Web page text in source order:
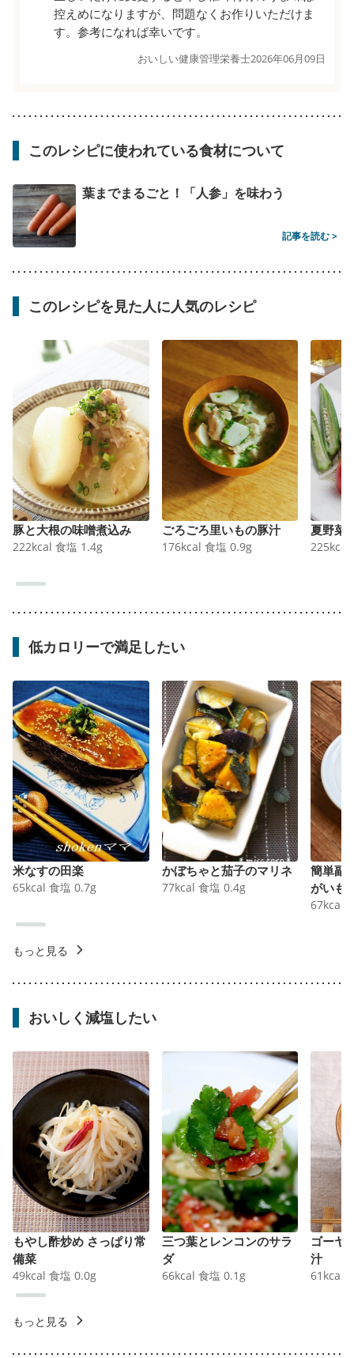
控えめになりますが、問題なくお作りいただけま
す。参考になれば幸いです。
おいしい健康管理栄養士2026年06月09日
このレシピに使われている食材について
葉までまるごと！「人参」を味わう
記事を読む >
このレシピを見た人に人気のレシピ
豚と大根の味噌煮込み
222kcal 食塩 1.4g
ごろごろ里いもの豚汁
176kcal 食塩 0.9g
夏野菜
225kcal
低カロリーで満足したい
米なすの田楽
65kcal 食塩 0.7g
かぼちゃと茄子のマリネ
77kcal 食塩 0.4g
簡単副
がいも
67kcal
もっと見る
おいしく減塩したい
もやし酢炒め さっぱり常
備菜
49kcal 食塩 0.0g
三つ葉とレンコンのサラ
ダ
66kcal 食塩 0.1 g
ゴーヤ
汁
61 kcal
もっと見る